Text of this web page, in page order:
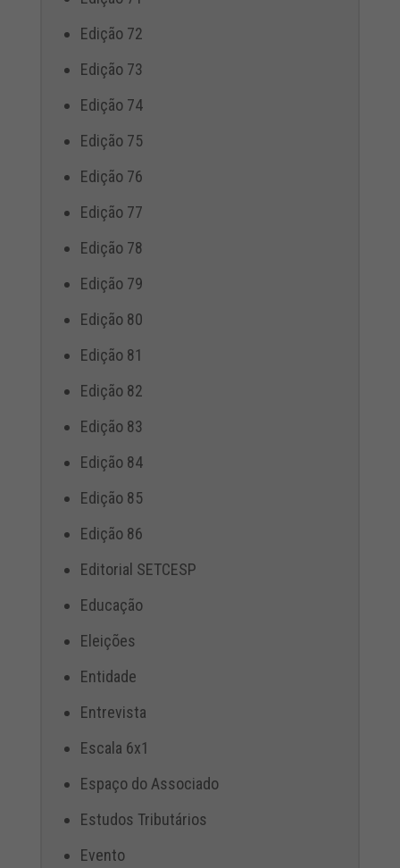
Edição 72
Edição 73
Edição 74
Edição 75
Edição 76
Edição 77
Edição 78
Edição 79
Edição 80
Edição 81
Edição 82
Edição 83
Edição 84
Edição 85
Edição 86
Editorial SETCESP
Educação
Eleições
Entidade
Entrevista
Escala 6x1
Espaço do Associado
Estudos Tributários
Evento